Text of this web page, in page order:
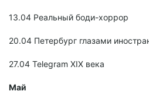
13.04 Реальный боди-хоррор
20.04 Петербург глазами
27.04 Telegram XIX века
Май